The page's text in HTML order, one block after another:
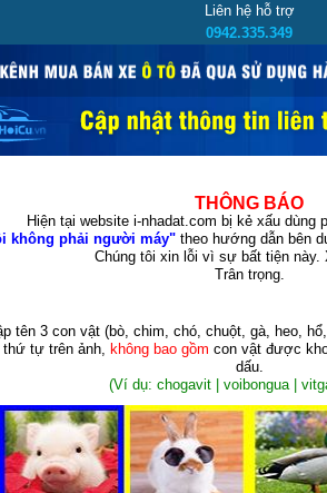
Liên hệ hỗ trợ
0942.335.349
THÔNG BÁO
Hiện tại website i-nhadat.com bị kẻ xấu dùng
không phải người máy"theo hướng dẫn bên
Chúng tôi xin lỗi vì sự bất tiện này.
Trân trọng.
tên 3 con vật (bò, chim, chó, chuột, gà, heo,
thứ tự trên ảnh, không bao gồm con vật được
dấu.
(Ví dụ: chogavit | voibongua |